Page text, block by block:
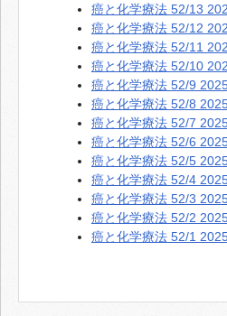
癌と化学療法 52/13
癌と化学療法 52/12
癌と化学療法 52/11
癌と化学療法 52/10
癌と化学療法 52/9
癌と化学療法 52/8
癌と化学療法 52/7
癌と化学療法 52/6
癌と化学療法 52/5
癌と化学療法 52/4
癌と化学療法 52/3
癌と化学療法 52/2
癌と化学療法 52/1